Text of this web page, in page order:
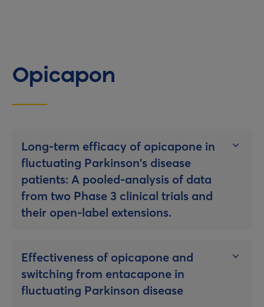
Opicapon
Long-term efficacy of opicapone in
fluctuating Parkinson’s disease
patients: A pooled-analysis of data
from two Phase 3 clinical trials and
their open-label extensions.
Effectiveness of opicapone and
switching from entacapone in
fluctuating Parkinson disease